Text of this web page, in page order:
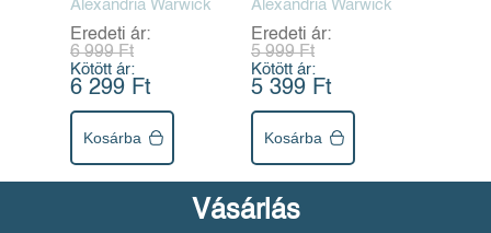
Alexandria Warwick
Eredeti ár:
6 999 Ft
Kötött ár:
6 299 Ft
Kosárba
Alexandria Warwick
Eredeti ár:
5 999 Ft
Kötött ár:
5 399 Ft
Kosárba
Vásárlás